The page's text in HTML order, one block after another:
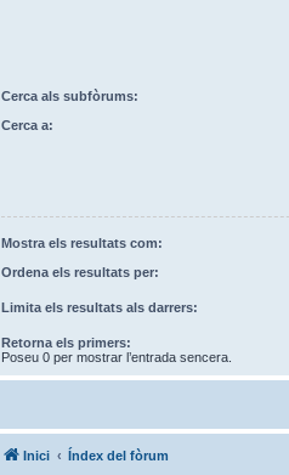
Cerca als subfòrums:
Cerca a:
Mostra els resultats com:
Ordena els resultats per:
Limita els resultats als darrers:
Retorna els primers:
Poseu 0 per mostrar l’entrada sencera.
Inici Índex del fòrum